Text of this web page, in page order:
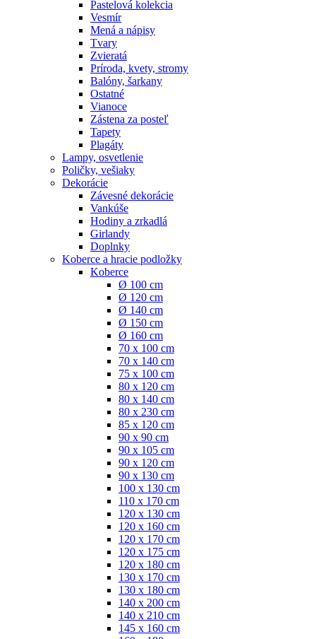
Pastelová kolekcia
Vesmír
Mená a nápisy
Tvary
Zvieratá
Príroda, kvety, stromy
Balóny, šarkany
Ostatné
Vianoce
Zástena za posteľ
Tapety
Plagáty
Lampy, osvetlenie
Poličky, vešiaky
Dekorácie
Závesné dekorácie
Vankúše
Hodiny a zrkadlá
Girlandy
Doplnky
Koberce a hracie podložky
Koberce
Ø 100 cm
Ø 120 cm
Ø 140 cm
Ø 150 cm
Ø 160 cm
70 x 100 cm
70 x 140 cm
75 x 100 cm
80 x 120 cm
80 x 140 cm
80 x 230 cm
85 x 120 cm
90 x 90 cm
90 x 105 cm
90 x 120 cm
90 x 130 cm
100 x 130 cm
110 x 170 cm
120 x 130 cm
120 x 160 cm
120 x 170 cm
120 x 175 cm
120 x 180 cm
130 x 170 cm
130 x 180 cm
140 x 200 cm
140 x 210 cm
145 x 160 cm